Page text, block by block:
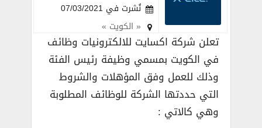
نُشرت في 07/03/2021
« الكويت »
تعلن شركة اكسايت للالكترونيات وظائف
في الكويت بمسمي وظيفة رئيس الفئة
وذلك للعمل وفق المؤهلات والشروط
التي حددتها الشركة للوظائف المطلوبة
وهي كالاتي :